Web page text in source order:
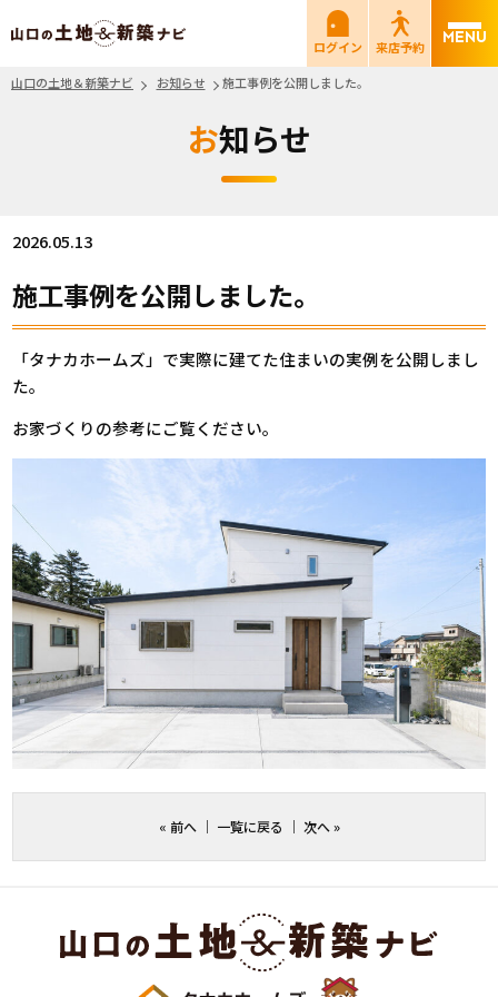
山口の土地＆新築ナビ
ログイン
来店予約
山口の土地＆新築ナビ
お知らせ 施工事例を公開しました。
お知らせ
2026.05.13
施工事例を公開しました。
「タナカホームズ」で実際に建てた住まいの実例を公開しまし
た。
お家づくりの参考にご覧ください。
« 前へ｜ 一覧に戻る ｜ 次へ»